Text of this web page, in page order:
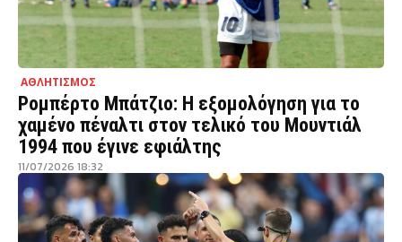
ΑΘΛΗΤΙΣΜΟΣ
Ρομπέρτο Μπάτζιο: Η εξομολόγηση για το
χαμένο πέναλτι στον τελικό του Μουντιάλ
1994 που έγινε εφιάλτης
11/07/2026 18:32